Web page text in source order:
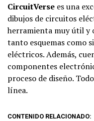
CircuitVerse es una
dibujos de circuitos
herramienta muy útil y
tanto esquemas como
eléctricos. Además,
componentes
proceso de diseño.
línea.
CONTENIDO RELACIONADO: